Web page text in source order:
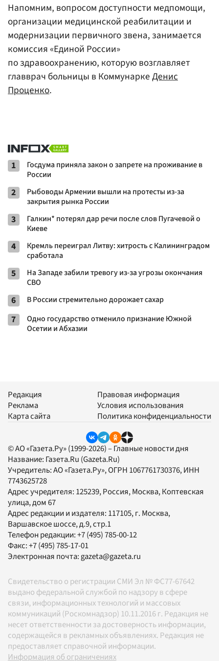
Напомним, вопросом доступности медпомощи,
организации медицинской реабилитации и
модернизации первичного звена, занимается
комиссия «Единой России»
по здравоохранению, которую возглавляет
главврач больницы в КоммунаркеДенис
Проценко.
1
Госдума приняла закон о запрете на проживание в
России
2
Рыбоводы Армении вышли на протесты из-за
закрытия рынка России
3
Галкин* потерял дар речи после слов Пугачевой о
Киеве
4
Кремль переиграл Литву: хитрость с Калининградом
сработала
5
На Западе забили тревогу из-за угрозы окончания
СВО
6 В России стремительно дорожает сахар
7
Одно государство отменило признание Южной
Осетии и Абхазии
Редакция
Реклама
Карта сайта
Правовая информация
Условия использования
Политика конфиденциальности
© АО «Газета.Ру» (1999-2026) – Главные новости дня
Название: Газета.Ru (Gazeta.Ru)
Учредитель:АО «Газета.Ру», ОГРН 1067761730376, ИНН
7743625728
Адрес учредителя: 125239, Россия, Москва, Коптевская
улица, дом 67
Адрес редакции и издателя: 117105, г. Москва,
Варшавское шоссе, д.9, стр.1
Телефон редакции:+7 (495) 785-00-12
Факс:+7 (495) 785-17-01
Электронная почта:gazeta@gazeta.ru
Свидетельство о регистрации СМИ Эл № ФС77-67642
выдано федеральной службой по надзору в сфере
связи, информационных технологий и массовых
коммуникаций (Роскомнадзор) 10.11.2016 г. Редакция не
несет ответственности за достоверность информации,
содержащейся в рекламных объявлениях. Редакция не
предоставляет справочной информации.
Информация об ограничениях